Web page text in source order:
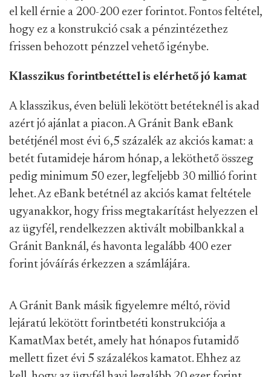
el kell érnie a 200-200 ezer forintot. Fontos feltétel,
hogy ez a konstrukció csak a pénzintézethez
frissen behozott pénzzel vehető igénybe.
Klasszikus forintbetéttel is elérhető jó kamat
A klasszikus, éven belüli lekötött betéteknél is akad
azért jó ajánlat a piacon. A Gránit Bank eBank
betétjénél most évi 6,5 százalék az akciós kamat: a
betét futamideje három hónap, a leköthető összeg
pedig minimum 50 ezer, legfeljebb 30 millió forint
lehet. Az eBank betétnél az akciós kamat feltétele
ugyanakkor, hogy friss megtakarítást helyezzen el
az ügyfél, rendelkezzen aktivált mobilbankkal a
Gránit Banknál, és havonta legalább 400 ezer
forint jóváírás érkezzen a számlájára.
A Gránit Bank másik figyelemre méltó, rövid
lejáratú lekötött forintbetéti konstrukciója a
KamatMax betét, amely hat hónapos futamidő
mellett fizet évi 5 százalékos kamatot. Ehhez az